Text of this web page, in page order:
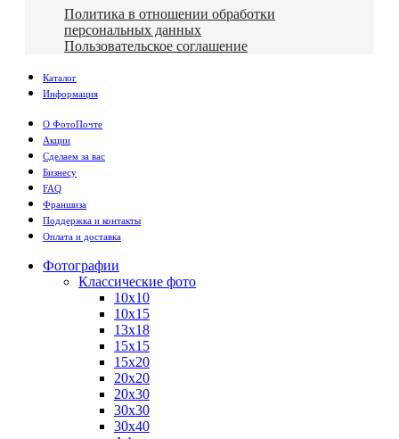
Политика в отношении обработки
персональных данных
Пользовательское соглашение
Каталог
Информация
О ФотоПочте
Акции
Сделаем за вас
Бизнесу
FAQ
Франшиза
Поддержка и контакты
Оплата и доставка
Фотографии
Классические фото
10х10
10х15
13х18
15х15
15х20
20х20
20х30
30х30
30х40